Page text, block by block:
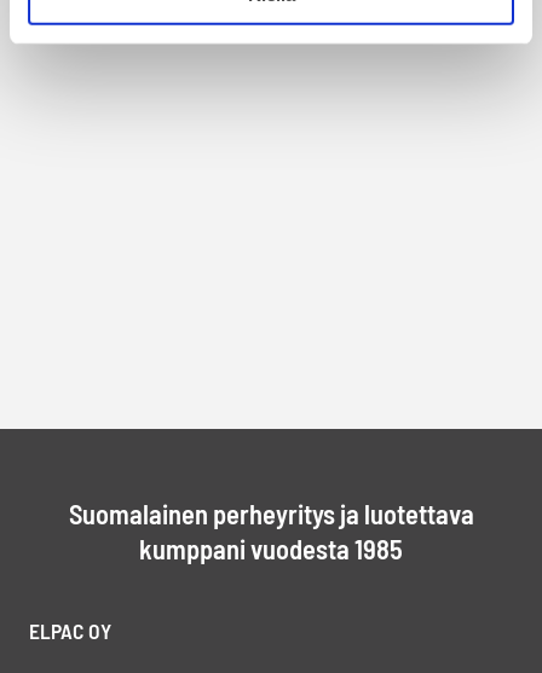
Suomalainen perheyritys ja luotettava
kumppani vuodesta 1985
ELPAC OY